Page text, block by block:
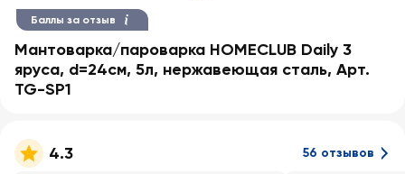
Баллы за отзыв
Мантоварка/пароварка HOMECLUB Daily 3
яруса, d=24см, 5л, нержавеющая сталь, Арт.
TG-SP1
4.3 56 отзывов